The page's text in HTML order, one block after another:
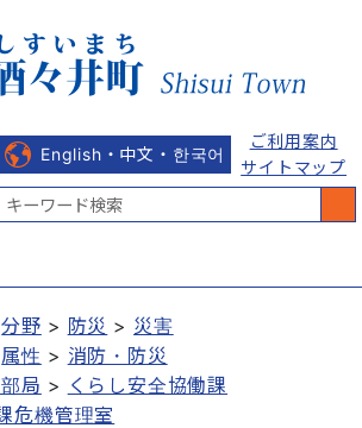
English・中文・한국어
ご利用案内
サイトマップ
祉 教育・文化
分野 防災
災害
属性
消防・防災
局
くらし安全協働課
危機管理室